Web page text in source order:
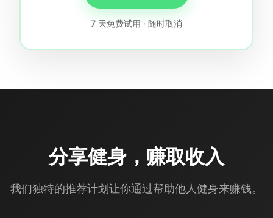
7 天免费试用 · 随时取消
分享健身，赚取收入
我们独特的推荐计划让你通过帮助他人健身来赚钱。